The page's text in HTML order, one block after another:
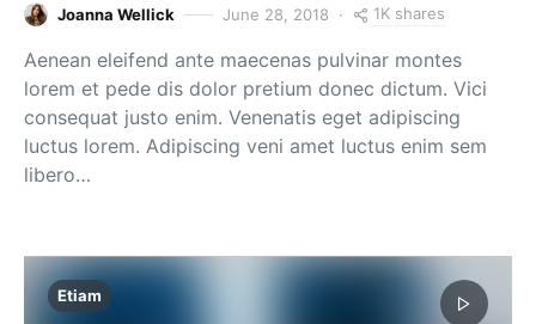
Joanna Wellick June 28, 2018 1K shares
Aenean eleifend ante maecenas pulvinar montes
lorem et pede dis dolor pretium donec dictum. Vici
consequat justo enim. Venenatis eget adipiscing
luctus lorem. Adipiscing veni amet luctus enim sem
libero…
Etiam